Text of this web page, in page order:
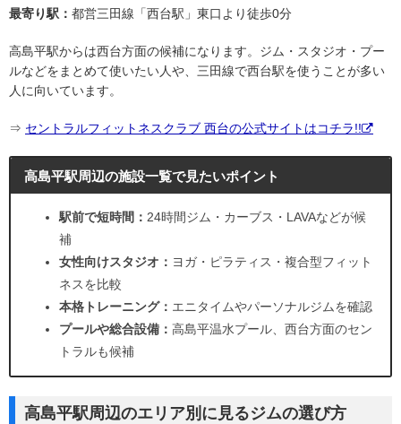
最寄り駅： 都営三田線「西台駅」東口より徒歩0分
高島平駅からは西台方面の候補になります。ジム・スタジオ・プー
ルなどをまとめて使いたい人や、三田線で西台駅を使うことが多い
人に向いています。
⇒ セントラルフィットネスクラブ 西台の公式サイトはコチラ!!
高島平駅周辺の施設一覧で見たいポイント
駅前で短時間： 24時間ジム・カーブス・LAVAなどが候
補
女性向けスタジオ： ヨガ・ピラティス・複合型フィット
ネスを比較
本格トレーニング： エニタイムやパーソナルジムを確認
プールや総合設備： 高島平温水プール、西台方面のセン
トラルも候補
高島平駅周辺のエリア別に見るジムの選び方